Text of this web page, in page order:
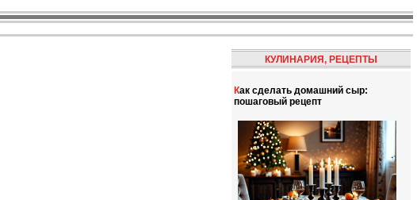
КУЛИНАРИЯ, РЕЦЕПТЫ
Как сделать домашний сыр:
пошаговый рецепт